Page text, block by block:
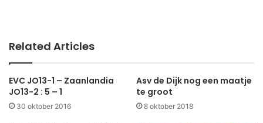
Related Articles
EVC JO13-1 – Zaanlandia
JO13-2 : 5 – 1
30 oktober 2016
Asv de Dijk nog een maatje
te groot
8 oktober 2018